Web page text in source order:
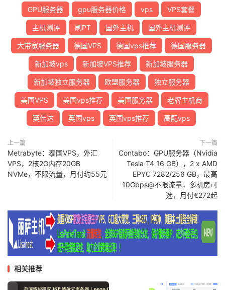
GPU服务器 gpu服务器价格 vps VPS套餐
主机测评 刷PT 国外主机 国外主机测评
大带宽服务器 德国VPS 德国vps推荐 德国服务器
新加坡vps 新加坡VPS推荐 新加坡服务器
新加坡独立服务器 欧盟服务器 独立服务器
美国VPS 美国vps推荐 美国服务器 老牌主机商
英伟达 英国vps 英国vps推荐 高配vps
上一篇
Metrabyte：泰国VPS，外汇
VPS，2核2G内存20GB
NVMe，不限流量，月付约55元
下一篇
Contabo：GPU服务器（Nvidia
Tesla T4 16 GB），2 x AMD
EPYC 7282/256 GB，最高
10Gbps@不限流量，多机房可
选，月付€272起
相关推荐